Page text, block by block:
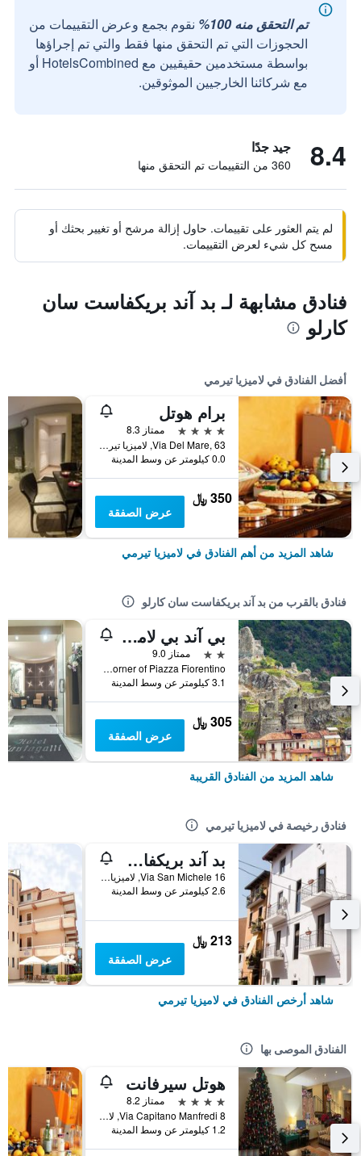
تم التحقق منه 100%
نقوم بجمع وعرض التقييمات من
الحجوزات التي تم التحقق منها فقط والتي تم إجراؤها
بواسطة مستخدمين حقيقيين مع HotelsCombined أو
مع شركائنا الخارجيين الموثوقين.
8.4 جيد جدًا
360 من التقييمات تم التحقق منها
لم يتم العثور على تقييمات. حاول إزالة مرشح أو تغيير بحثك أو
مسح كل شيء لعرض التقييمات.
فنادق مشابهة لـ بد آند بريكفاست سان
كارلو
أفضل الفنادق في لاميزيا تيرمي
برام هوتل
4 نجوم
ممتاز 8.3
Via Del Mare, 63, لاميزيا تيرمي, كالابريا, إيطاليا
0.0 كيلومتر عن وسط المدينة
350 ﷼
عرض الصفقة
شاهد المزيد من أهم الفنادق في لاميزيا تيرمي
فنادق بالقرب من بد آند بريكفاست سان كارلو
بي آند بي لاميزيا تيرمي
2 نجمتين
ممتاز 9.0
Via Umberto I, n. 2 Corner of Piazza Fiorentino, لاميزيا تيرمي, كالابريا, إيطاليا
3.1 كيلومتر عن وسط المدينة
305 ﷼
عرض الصفقة
شاهد المزيد من الفنادق القريبة
فنادق رخيصة في لاميزيا تيرمي
بد آند بريكفاست بينارينا
Via San Michele 16, لاميزيا تيرمي, كالابريا, إيطاليا
2.6 كيلومتر عن وسط المدينة
213 ﷼
عرض الصفقة
شاهد أرخص الفنادق في لاميزيا تيرمي
الفنادق الموصى بها
هوتل سيرفانت
4 نجوم
ممتاز 8.2
Via Capitano Manfredi 8, لاميزيا تيرمي, كالابريا, إيطاليا
1.2 كيلومتر عن وسط المدينة